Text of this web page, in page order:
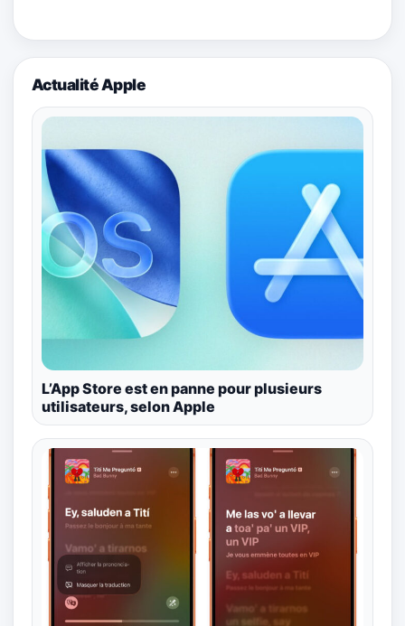
Actualité Apple
L’App Store est en panne pour plusieurs
utilisateurs, selon Apple